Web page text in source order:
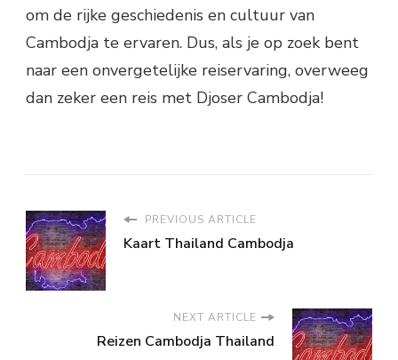
om de rijke geschiedenis en cultuur van
Cambodja te ervaren. Dus, als je op zoek bent
naar een onvergetelijke reiservaring, overweeg
dan zeker een reis met Djoser Cambodja!
PREVIOUS ARTICLE
Kaart Thailand Cambodja
NEXT ARTICLE
Reizen Cambodja Thailand